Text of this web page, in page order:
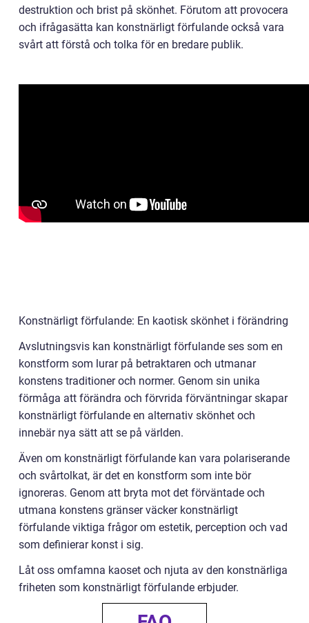
destruktion och brist på skönhet. Förutom att provocera
och ifrågasätta kan konstnärligt förfulande också vara
svårt att förstå och tolka för en bredare publik.
Konstnärligt förfulande: En kaotisk skönhet i förändring
Avslutningsvis kan konstnärligt förfulande ses som en
konstform som lurar på betraktaren och utmanar
konstens traditioner och normer. Genom sin unika
förmåga att förändra och förvrida förväntningar skapar
konstnärligt förfulande en alternativ skönhet och
innebär nya sätt att se på världen.
Även om konstnärligt förfulande kan vara polariserande
och svårtolkat, är det en konstform som inte bör
ignoreras. Genom att bryta mot det förväntade och
utmana konstens gränser väcker konstnärligt
förfulande viktiga frågor om estetik, perception och vad
som definierar konst i sig.
Låt oss omfamna kaoset och njuta av den konstnärliga
friheten som konstnärligt förfulande erbjuder.